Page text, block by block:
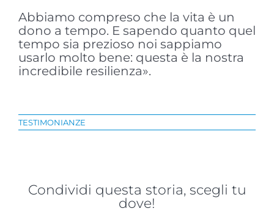
Abbiamo compreso che la vita è un
dono a tempo. E sapendo quanto quel
tempo sia prezioso noi sappiamo
usarlo molto bene: questa è la nostra
incredibile resilienza».
TESTIMONIANZE
Condividi questa storia, scegli tu
dove!